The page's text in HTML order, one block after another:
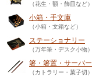
（花生・額・飾皿など）
小箱・手文庫
（小箱・文箱など）
ステーショナリー
（万年筆・デスク小物）
箸・箸置・サーバー
（カトラリー・菓子切）